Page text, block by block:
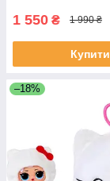
1 550 ₴ 1 990 ₴
Купити
–18%